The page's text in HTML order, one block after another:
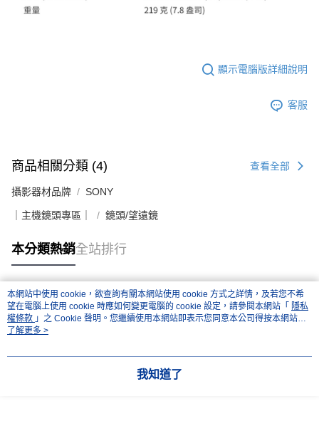
顯示電腦版詳細說明
客服
商品相關分類 (4) 查看全部
攝影器材品牌 SONY
｜主機鏡頭專區｜ 鏡頭/望遠鏡
本分類熱銷全站排行
熱門標籤
本網站中使用 cookie，欲查詢有關本網站使用 cookie 方式之詳情，及若您不希
望在電腦上使用 cookie 時應如何變更電腦的 cookie 設定，請參閱本網站「 隱私
權條款 」之 Cookie 聲明。您繼續使用本網站即表示您同意本公司得按本網站使
用條款之 Cookie 聲明使用 cookie。
了解更多 >
我知道了